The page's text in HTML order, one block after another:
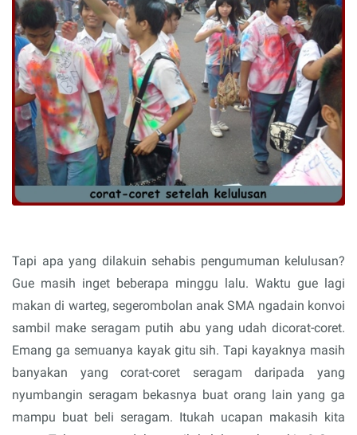
Tapi apa yang dilakuin sehabis pengumuman kelulusan?
Gue masih inget beberapa minggu lalu. Waktu gue lagi
makan di warteg, segerombolan anak SMA ngadain konvoi
sambil make seragam putih abu yang udah dicorat-coret.
Emang ga semuanya kayak gitu sih. Tapi kayaknya masih
banyakan yang corat-coret seragam daripada yang
nyumbangin seragam bekasnya buat orang lain yang ga
mampu buat beli seragam. Itukah ucapan makasih kita